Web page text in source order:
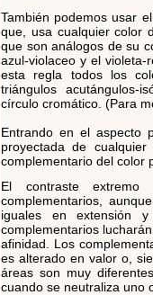
También podemos usar
que, usa cualquier color
que son análogos de su
azul-violaceo y el violeta-
esta regla todos los
triángulos
círculo cromático. (Para
Entrando en el aspecto
proyectada de
complementario del color
El contraste
complementarios,
iguales en extensión
complementarios
afinidad. Los
es alterado en valor o,
áreas son muy
cuando se neutraliza uno